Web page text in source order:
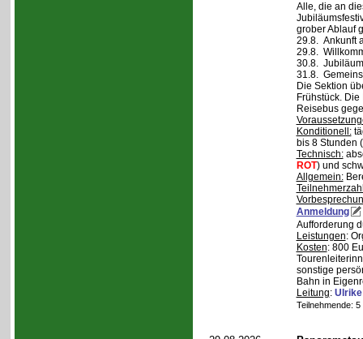
Alle, die an
grober Ablauf
29.8. Ankunft
29.8.
30.8.
31.8.
Die Sektion
Frühstück.
Reisebus
Konditionell:
bis 8 Stunden
Technisch:
ROT) und
Allgemein:
Anmeldung
Aufforderung
Leistungen:
Kosten: 800
sonstige
Bahn in
Leitung:
Teilnehmende: